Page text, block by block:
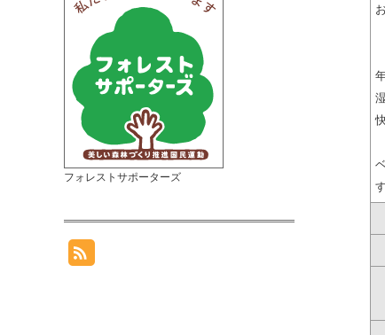
フォレストサポーターズ